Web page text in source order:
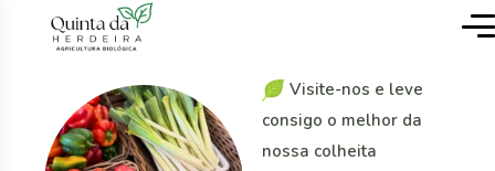
Visite-nos e leve
consigo o melhor da
nossa colheita